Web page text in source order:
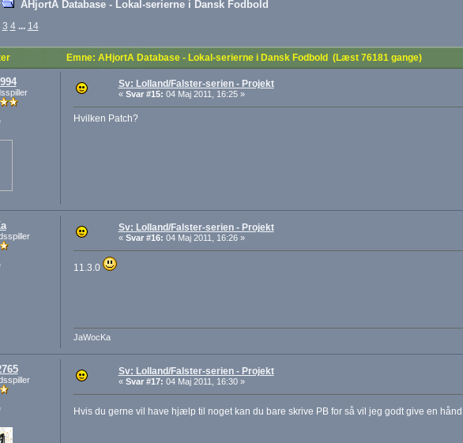
AHjortA Database - Lokal-serierne i Dansk Fodbold
3 4 ... 14
Emne: AHjortA Database - Lokal-serierne i Dansk Fodbold (Læst 76181 gange)
Sv: Lolland/Falster-serien - Projekt
« Svar #15: 04 Maj 2011, 16:25 »
Hvilken Patch?
Sv: Lolland/Falster-serien - Projekt
« Svar #16: 04 Maj 2011, 16:26 »
11.3.0
JaWocKa
Sv: Lolland/Falster-serien - Projekt
« Svar #17: 04 Maj 2011, 16:30 »
Hvis du gerne vil have hjælp til noget kan du bare skrive PB for så vil jeg godt give en